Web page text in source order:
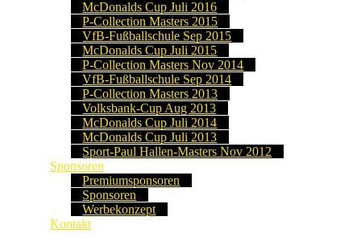
McDonalds Cup Juli 2016
P-Collection Masters 2015
VfB-Fußballschule Sep 2015
McDonalds Cup Juli 2015
P-Collection Masters Nov 2014
VfB-Fußballschule Sep 2014
P-Collection Masters 2013
Volksbank-Cup Aug 2013
McDonalds Cup Juli 2014
McDonalds Cup Juli 2013
Sport-Paul Hallen-Masters Nov 2012
Sponsoren
Premiumsponsoren
Sponsoren
Werbekonzept
Kontakt